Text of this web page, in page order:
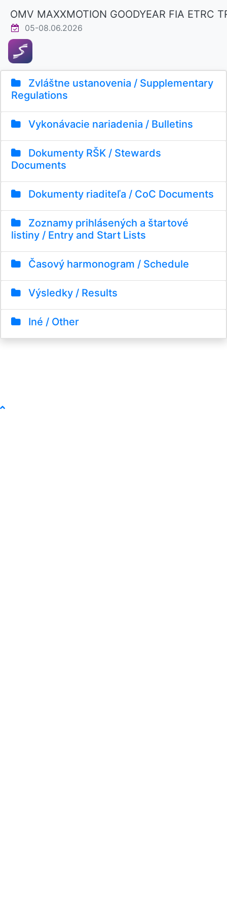
OMV MAXXMOTION GOODYEAR FIA ETRC
05-08.06.2026
Zvláštne ustanovenia / Supplementary
Regulations
Vykonávacie nariadenia / Bulletins
Dokumenty RŠK / Stewards
Documents
Dokumenty riaditeľa / CoC Documents
Zoznamy prihlásených a štartové
listiny / Entry and Start Lists
Časový harmonogram / Schedule
Výsledky / Results
Iné / Other